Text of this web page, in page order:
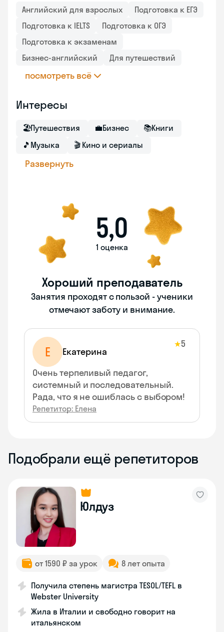
Английский для взрослых
Подготовка к ЕГЭ
Подготовка к IELTS
Подготовка к ОГЭ
Подготовка к экзаменам
Бизнес-английский
Для путешествий
посмотреть всё
Интересы
🏖Путешествия 💼Бизнес 📚Книги
🎵 Музыка 🎬 Кино и сериалы
Развернуть
5,0
1 оценка
Хороший преподаватель
Занятия проходят с пользой - ученики
отмечают заботу и внимание.
Е Екатерина
★5
Очень терпеливый педагог,
системный и последовательный.
Рада, что я не ошиблась с выбором!
Репетитор: Елена
Подобрали ещё репетиторов
Юлдуз
от 1590 ₽ за урок 8 лет опыта
Получила степень магистра TESOL/TEFL в
Webster University
Жила в Италии и свободно говорит на
итальянском